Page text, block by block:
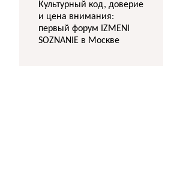
Культурный код, доверие
и цена внимания:
первый форум IZMENI
SOZNANIE в Москве